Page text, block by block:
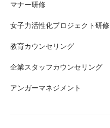
マナー研修
女子力活性化プロジェクト研修
教育カウンセリング
企業スタッフカウンセリング
アンガーマネジメント